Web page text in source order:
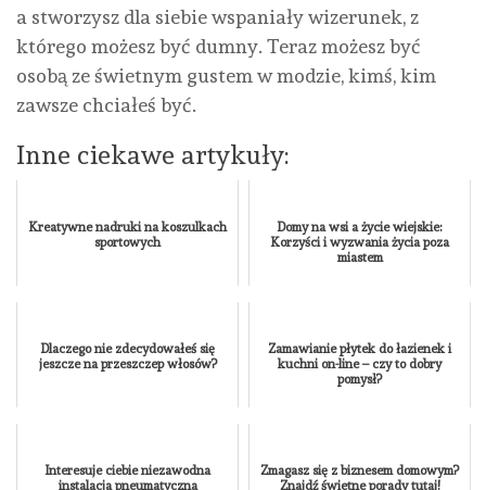
a stworzysz dla siebie wspaniały wizerunek, z
którego możesz być dumny. Teraz możesz być
osobą ze świetnym gustem w modzie, kimś, kim
zawsze chciałeś być.
Inne ciekawe artykuły:
Kreatywne nadruki na koszulkach
sportowych
Domy na wsi a życie wiejskie:
Korzyści i wyzwania życia poza
miastem
Dlaczego nie zdecydowałeś się
jeszcze na przeszczep włosów?
Zamawianie płytek do łazienek i
kuchni on-line – czy to dobry
pomysł?
Interesuje ciebie niezawodna
instalacja pneumatyczna
Zmagasz się z biznesem domowym?
Znajdź świetne porady tutaj!